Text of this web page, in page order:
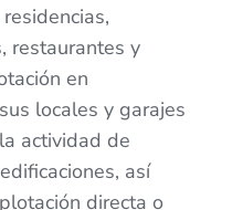
restaurantes y
en
locales y garajes
actividad de
así
directa o